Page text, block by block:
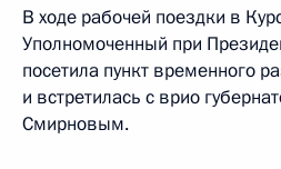
В ходе рабочей поездки в
Уполномоченный при
посетила пункт временного
и встретилась с врио
Смирновым.